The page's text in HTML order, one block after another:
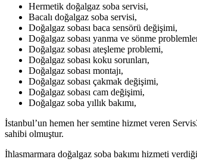
Hermetik doğalgaz soba servisi,
Bacalı doğalgaz soba servisi,
Doğalgaz sobası baca sensörü değişimi,
Doğalgaz sobası yanma ve sönme
Doğalgaz sobası ateşleme problemi,
Doğalgaz sobası koku sorunları,
Doğalgaz sobası montajı,
Doğalgaz sobası çakmak değişimi,
Doğalgaz sobası cam değişimi,
Doğalgaz soba yıllık bakımı,
İstanbul’un hemen her semtine hizmet veren
sahibi olmuştur.
İhlasmarmara doğalgaz soba bakımı hizmeti